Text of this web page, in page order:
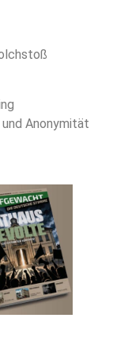
Anonymität